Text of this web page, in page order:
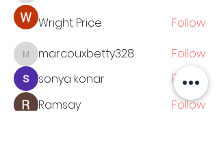
Wright Price
Follow
marcouxbetty328
marcouxbetty328
Follow
sonya konar
Follow
Ramsay
Follow